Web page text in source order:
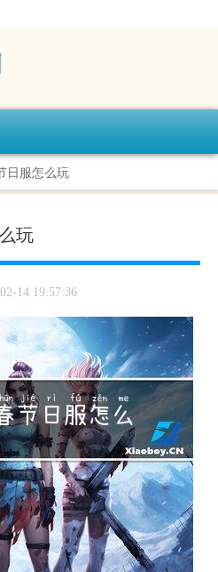
日服怎么玩
玩
14 19:57:36